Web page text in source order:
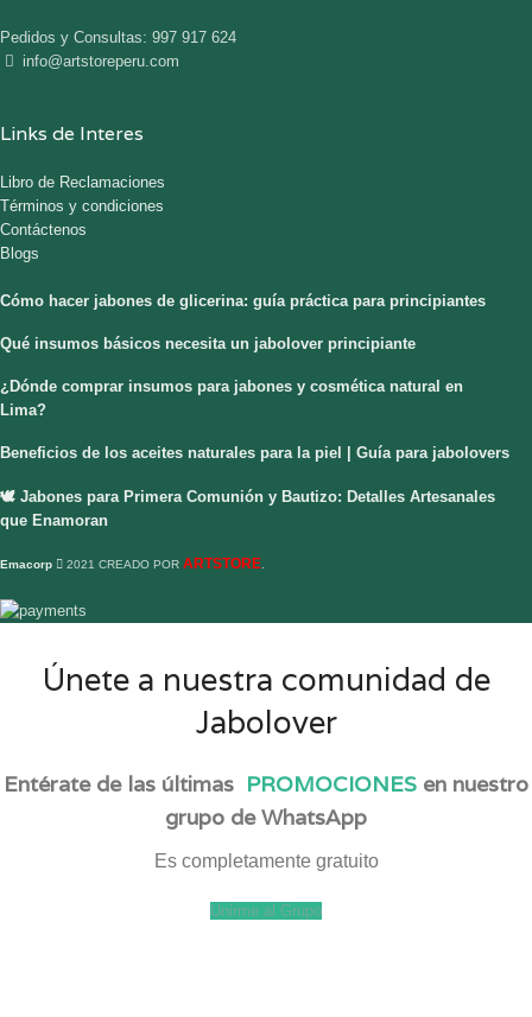
Pedidos y Consultas: 997 917 624
info@artstoreperu.com
Links de Interes
Libro de Reclamaciones
Términos y condiciones
Contáctenos
Blogs
Cómo hacer jabones de glicerina: guía práctica para principiantes
Qué insumos básicos necesita un jabolover principiante
¿Dónde comprar insumos para jabones y cosmética natural en
Lima?
Beneficios de los aceites naturales para la piel | Guía para jabolovers
🕊️ Jabones para Primera Comunión y Bautizo: Detalles Artesanales
que Enamoran
Emacorp 2021 CREADO POR ARTSTORE
Únete a nuestra comunidad de
Jabolover
Entérate de las últimas PROMOCIONES en nuestro
grupo de WhatsApp
Es completamente gratuito
Unirme al Grupo